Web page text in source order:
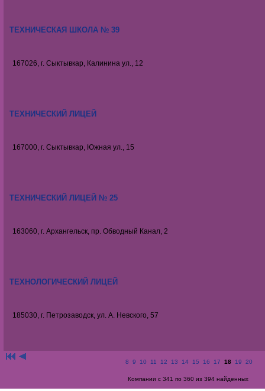
ТЕХНИЧЕСКАЯ ШКОЛА № 39
167026, г. Сыктывкар, Калинина ул., 12
ТЕХНИЧЕСКИЙ ЛИЦЕЙ
167000, г. Сыктывкар, Южная ул., 15
ТЕХНИЧЕСКИЙ ЛИЦЕЙ № 25
163060, г. Архангельск, пр. Обводный Канал, 2
ТЕХНОЛОГИЧЕСКИЙ ЛИЦЕЙ
185030, г. Петрозаводск, ул. А. Невского, 57
8 9 10 11 12 13 14 15 16 17 18 19 20
Компании с 341 по 360 из 394 найденных